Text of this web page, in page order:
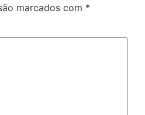
marcados com *